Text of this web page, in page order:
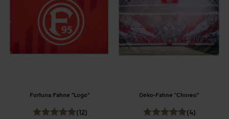
Fortuna Fahne "Logo"
(12)
Deko-Fahne "Choreo"
(4)